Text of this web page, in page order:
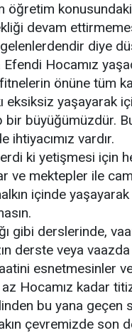
öğretim
devam
diye
Hocamız
önüne tüm
eksiksiz yaşayarak
büyüğümüzdür.
ihtiyacımız vardır.
ki yetişmesi için
ve mektepler ile
içinde
gibi derslerinde,
derste veya
esnetmesinler
az Hocamız kadar
bu yana
çevremizde son